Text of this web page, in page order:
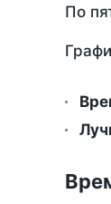
По